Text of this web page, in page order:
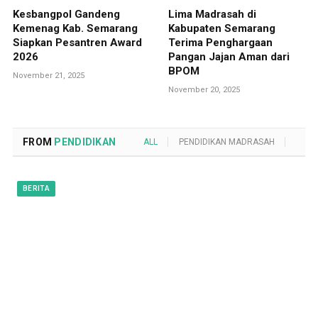
Kesbangpol Gandeng
Kemenag Kab. Semarang
Siapkan Pesantren Award
2026
November 21, 2025
Lima Madrasah di
Kabupaten Semarang
Terima Penghargaan
Pangan Jajan Aman dari
BPOM
November 20, 2025
FROM PENDIDIKAN ALL PENDIDIKAN MADRASAH
BERITA